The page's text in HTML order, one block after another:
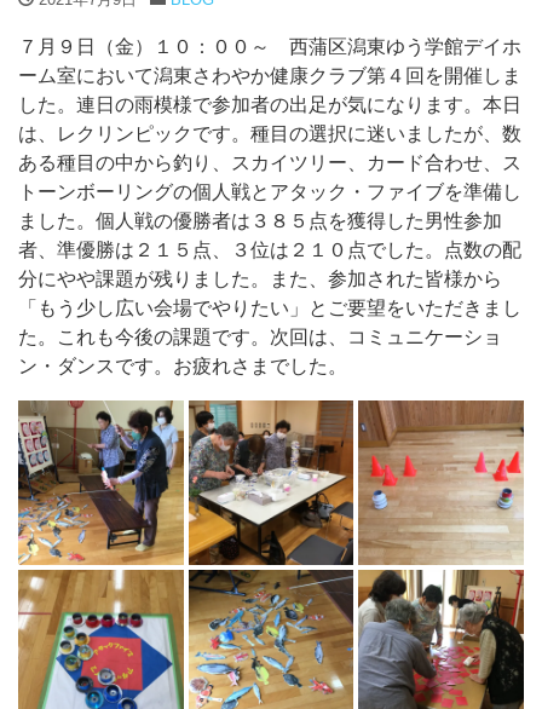
７月９日（金）１０：００～ 西蒲区潟東ゆう学館デイホ
ーム室において潟東さわやか健康クラブ第４回を開催しま
した。連日の雨模様で参加者の出足が気になります。本日
は、レクリンピックです。種目の選択に迷いましたが、数
ある種目の中から釣り、スカイツリー、カード合わせ、ス
トーンボーリングの個人戦とアタック・ファイブを準備し
ました。個人戦の優勝者は３８５点を獲得した男性参加
者、準優勝は２１５点、３位は２１０点でした。点数の配
分にやや課題が残りました。また、参加された皆様から
「もう少し広い会場でやりたい」とご要望をいただきまし
た。これも今後の課題です。次回は、コミュニケーショ
ン・ダンスです。お疲れさまでした。